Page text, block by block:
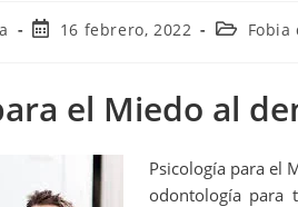
16 febrero, 2022 Fobia
el Miedo al
Psicología para el
odontología para